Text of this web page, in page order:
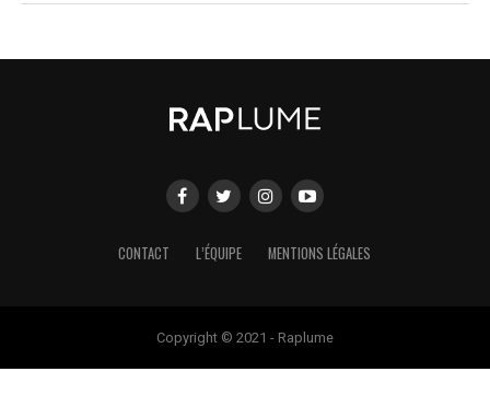
CONTACT L’ÉQUIPE MENTIONS LÉGALES
Copyright © 2021 - Raplume